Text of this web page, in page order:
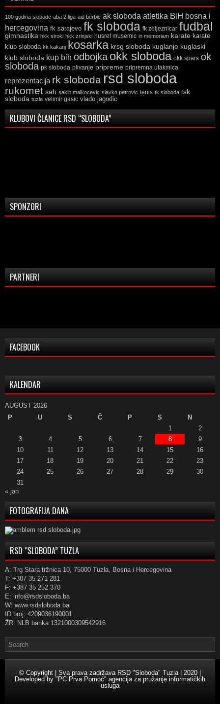
100 godina slobode aba 2 liga aid berbic ak sloboda atletika BiH bosna i
hercegovina fk sarajevo fk sloboda fk zeljeznicar fudbal
gimnastika hkk siroki hkk zrinjski husref musemic in memoriam karate karate
klub sloboda kk kakanj kosarka krsg sloboda kuglanje kuglaski
klub sloboda kup bih odbojka okk sloboda okk spars ok
sloboda pk sloboda plivanje pripreme pripremna utakmica
reprezentacija rk sloboda rsd sloboda
rukomet sah sakib malkocevic slavko petrovic tenis tk sloboda tsk
sloboda tuzla velimir gasic vlado jagodic
KLUBOVI ČLANICE RSD “SLOBODA”
SPONZORI
PARTNERI
FACEBOOK
KALENDAR
AUGUST 2026
P
U S Č P S
N
1
2
3
4 5 6 7 8
9
10
11 12 13 14 15
16
17
18 19 20 21 22
23
24
25 26 27 28 29
30
31
« jan
FOTOGRAFIJA DANA
RSD “SLOBODA” TUZLA
A: Trg Stara tržnica 10, 75000 Tuzla, Bosna i Hercegovina
T: +387 35 271 281
F: +387 35 252 370
E: info@rsdsloboda.ba
W: www.rsdsloboda.ba
ID broj: 4209036190001
ŽR: NLB banka 1321000309542916
© Copyright | Sva prava zadržava RSD "Sloboda" Tuzla | 2020 |
Developed by "PC Prva Pomoć" agencija za pružanje informatičkih
usluga